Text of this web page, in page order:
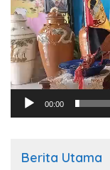
00:00
Berita Utama